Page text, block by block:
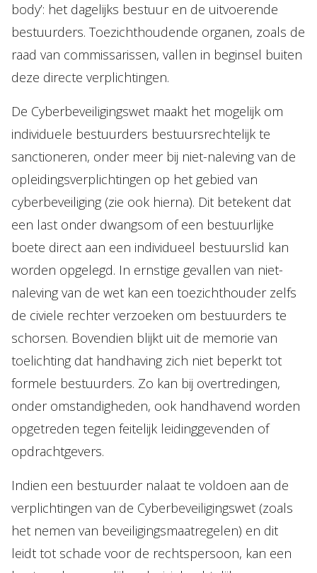
body’: het dagelijks bestuur en de uitvoerende
bestuurders. Toezichthoudende organen, zoals de
raad van commissarissen, vallen in beginsel buiten
deze directe verplichtingen.
De Cyberbeveiligingswet maakt het mogelijk om
individuele bestuurders bestuursrechtelijk te
sanctioneren, onder meer bij niet-naleving van de
opleidingsverplichtingen op het gebied van
cyberbeveiliging (zie ook hierna). Dit betekent dat
een last onder dwangsom of een bestuurlijke
boete direct aan een individueel bestuurslid kan
worden opgelegd. In ernstige gevallen van niet-
naleving van de wet kan een toezichthouder zelfs
de civiele rechter verzoeken om bestuurders te
schorsen. Bovendien blijkt uit de memorie van
toelichting dat handhaving zich niet beperkt tot
formele bestuurders. Zo kan bij overtredingen,
onder omstandigheden, ook handhavend worden
opgetreden tegen feitelijk leidinggevenden of
opdrachtgevers.
Indien een bestuurder nalaat te voldoen aan de
verplichtingen van de Cyberbeveiligingswet (zoals
het nemen van beveiligingsmaatregelen) en dit
leidt tot schade voor de rechtspersoon, kan een